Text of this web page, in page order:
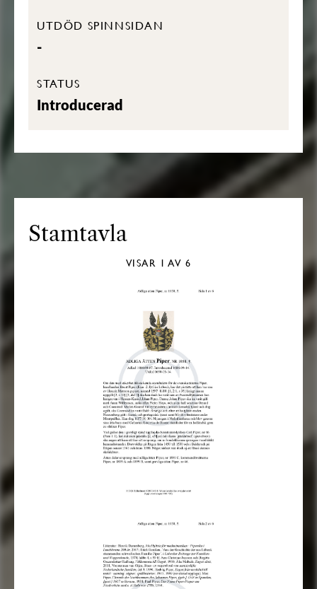
UTDÖD SPINNSIDAN
-
STATUS
Introducerad
Stamtavla
VISAR 1 AV 6